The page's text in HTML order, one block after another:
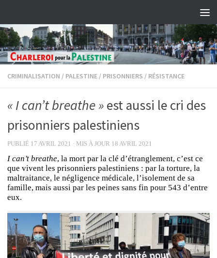
CRIMINALISATION / PALESTINE / PRISONNIERS / RÉSISTANCE
« I can’t breathe » est aussi le cri des
prisonniers palestiniens
PUBLIÉ 17 AVRIL 2021 · MIS À JOUR 18 AVRIL 2021
I can’t breathe, la mort par la clé d’étranglement, c’est ce
que vivent les prisonniers palestiniens : par la torture, la
maltraitance, le négligence médicale, l’isolement de sa
famille, mais aussi par les peines sans fin pour 543 d’entre
eux.